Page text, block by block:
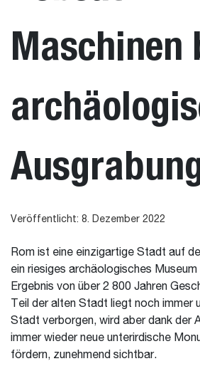
Maschinen
Veröffentlicht: 8. Dezember 2022
Rom ist eine einzigartige Stadt auf
ein riesiges archäologisches Museum
Ergebnis von über 2 800 Jahren
Teil der alten Stadt liegt noch immer
Stadt verborgen, wird aber dank der
immer wieder neue unterirdische
fördern, zunehmend sichtbar.